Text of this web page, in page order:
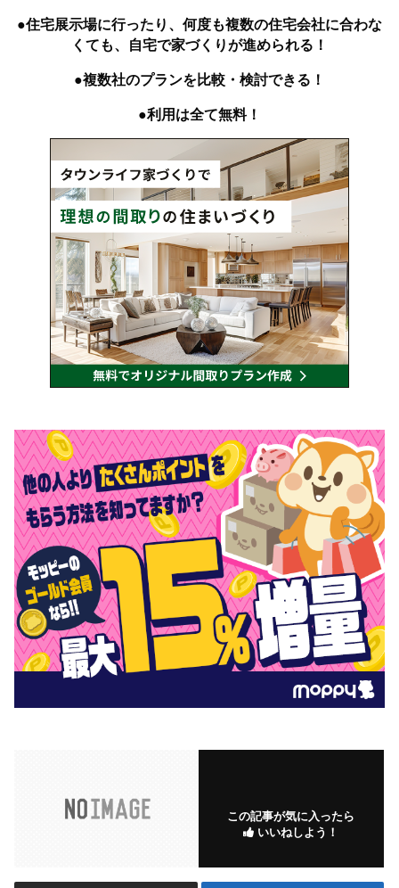
●住宅展示場に行ったり、何度も複数の住宅会社に合わな
くても、自宅で家づくりが進められる！
●複数社のプランを比較・検討できる！
●利用は全て無料！
この記事が気に入ったら
いいねしよう！